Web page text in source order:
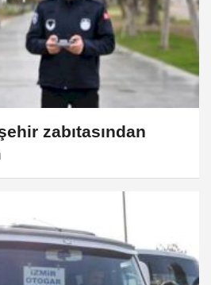
zabıtasından